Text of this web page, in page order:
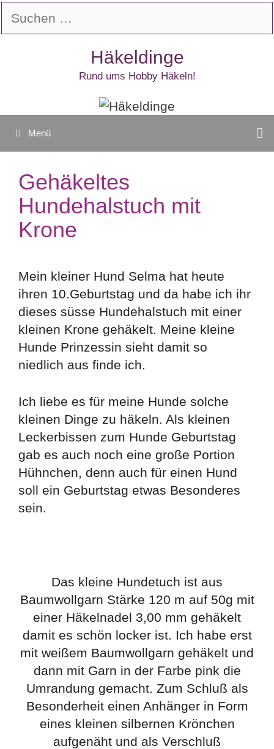
Inhalt
Suchen
Häkeldinge
Rund ums Hobby Häkeln!
Menü
Gehäkeltes
Hundehalstuch mit
Krone
Mein kleiner Hund Selma hat heute
ihren 10.Geburtstag und da habe ich ihr
dieses süsse Hundehalstuch mit einer
kleinen Krone gehäkelt. Meine kleine
Hunde Prinzessin sieht damit so
niedlich aus finde ich.
Ich liebe es für meine Hunde solche
kleinen Dinge zu häkeln. Als kleinen
Leckerbissen zum Hunde Geburtstag
gab es auch noch eine große Portion
Hühnchen, denn auch für einen Hund
soll ein Geburtstag etwas Besonderes
sein.
Das kleine Hundetuch ist aus
Baumwollgarn Stärke 120 m auf 50g mit
einer Häkelnadel 3,00 mm gehäkelt
damit es schön locker ist. Ich habe erst
mit weißem Baumwollgarn gehäkelt und
dann mit Garn in der Farbe pink die
Umrandung gemacht. Zum Schluß als
Besonderheit einen Anhänger in Form
eines kleinen silbernen Krönchen
aufgenäht und als Verschluß